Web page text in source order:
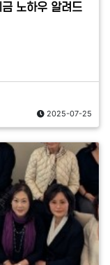
노하우 알려드
2025-07-25